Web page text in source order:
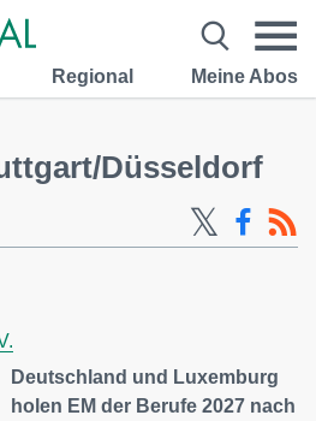
Regional Meine Abos
Düsseldorf
Deutschland und Luxemburg
holen EM der Berufe 2027 nach